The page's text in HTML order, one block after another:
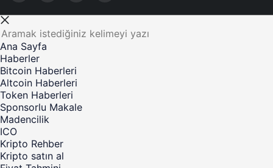
Ana Sayfa
Haberler
Bitcoin Haberleri
Altcoin Haberleri
Token Haberleri
Sponsorlu Makale
Madencilik
ICO
Kripto Rehber
Kripto satın al